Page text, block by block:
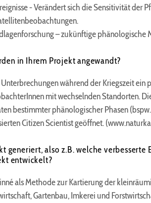
- Verändert sich die Sensitivität der
– zukünftige
in Ihrem Projekt angewandt?
während der Kriegszeit
mit wechselnden Standorten.
bestimmter phänologischer Phasen
Citizen Scientist geöffnet.
generiert, also z.B. welche
entwickelt?
als Methode zur Kartierung der
Gartenbau, Imkerei und